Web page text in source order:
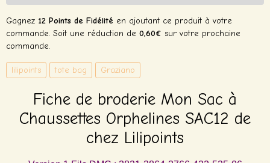
Gagnez 12 Points de Fidélité en ajoutant ce produit à votre
commande. Soit une réduction de 0,60€ sur votre prochaine
commande.
lilipoints tote bag Graziano
Fiche de broderie Mon Sac à
Chaussettes Orphelines SAC12 de
chez Lilipoints